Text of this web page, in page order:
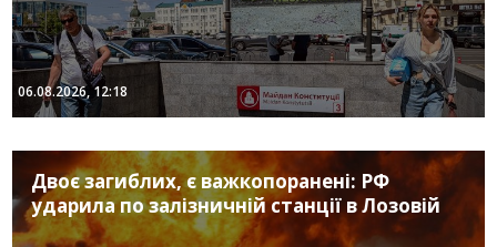
06.08.2026, 12:18
Двоє загиблих, є важкопоранені: РФ
ударила по залізничній станції в Лозовій